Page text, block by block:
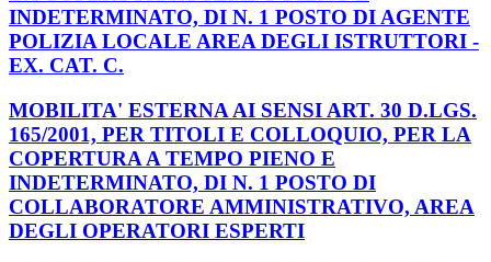
INDETERMINATO, DI N. 1 POSTO DI AGENTE
POLIZIA LOCALE AREA DEGLI ISTRUTTORI -
EX. CAT. C.
MOBILITA' ESTERNA AI SENSI ART. 30 D.LGS.
165/2001, PER TITOLI E COLLOQUIO, PER LA
COPERTURA A TEMPO PIENO E
INDETERMINATO, DI N. 1 POSTO DI
COLLABORATORE AMMINISTRATIVO, AREA
DEGLI OPERATORI ESPERTI